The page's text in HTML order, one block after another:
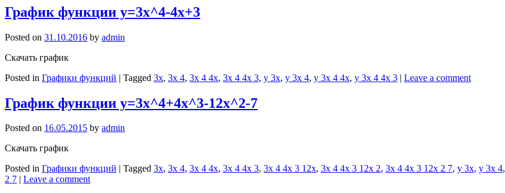
График функции y=3x^4-4x+3
Posted on 31.10.2016 by admin
Скачать график
Posted in Графики функций | Tagged 3x, 3x 4, 3x 4 4x, 3x 4 4x 3, y 3x, y 3x 4, y 3x 4 4x, y 3x 4 4x 3 | Leave a comment
График функции y=3x^4+4x^3-12x^2-7
Posted on 16.05.2015 by admin
Скачать график
Posted in Графики функций | Tagged 3x, 3x 4, 3x 4 4x, 3x 4 4x 3, 3x 4 4x 3 12x, 3x 4 4x 3 12x 2, 3x 4 4x 3 12x 2 7, y 3x, y 3x 4,
2 7 | Leave a comment